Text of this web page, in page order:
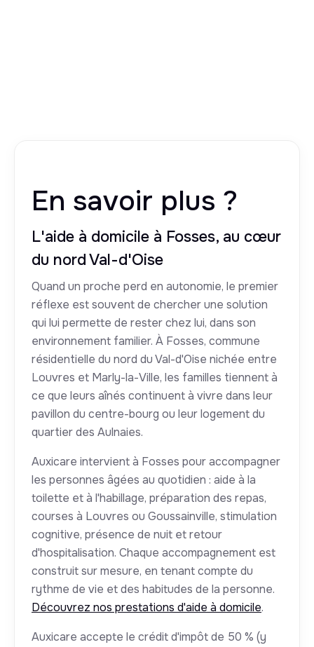
En savoir plus ?
L'aide à domicile à Fosses, au cœur
du nord Val-d'Oise
Quand un proche perd en autonomie, le premier
réflexe est souvent de chercher une solution
qui lui permette de rester chez lui, dans son
environnement familier. À Fosses, commune
résidentielle du nord du Val-d'Oise nichée entre
Louvres et Marly-la-Ville, les familles tiennent à
ce que leurs aînés continuent à vivre dans leur
pavillon du centre-bourg ou leur logement du
quartier des Aulnaies.
Auxicare intervient à Fosses pour accompagner
les personnes âgées au quotidien : aide à la
toilette et à l'habillage, préparation des repas,
courses à Louvres ou Goussainville, stimulation
cognitive, présence de nuit et retour
d'hospitalisation. Chaque accompagnement est
construit sur mesure, en tenant compte du
rythme de vie et des habitudes de la personne.
Découvrez nos prestations d'aide à domicile.
Auxicare accepte le crédit d'impôt de 50 % (y